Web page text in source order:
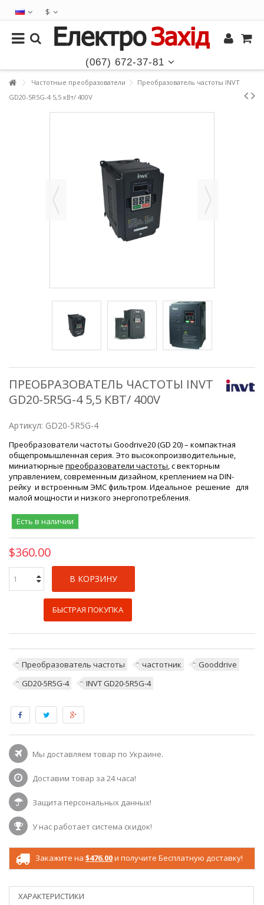
$
(067) 672-37-81
Частотные преобразователи
Преобразователь частоты INVT
GD20-5R5G-4 5,5 кВт/ 400V
ПРЕОБРАЗОВАТЕЛЬ ЧАСТОТЫ INVT
GD20-5R5G-4 5,5 КВТ/ 400V
Артикул: GD20-5R5G-4
Преобразователи частоты Goodrive20 (GD 20) – компактная
общепромышленная серия. Это высокопроизводительные,
миниатюрные преобразователи частоты, с векторным
управлением, современным дизайном, креплением на DIN-
рейку и встроенным ЭМС фильтром. Идеальное решение для
малой мощности и низкого энергопотребления.
Есть в наличии
$360.00
В КОРЗИНУ
БЫСТРАЯ ПОКУПКА
Преобразователь частоты частотник
Gooddrive
GD20-5R5G-4
INVT GD20-5R5G-4
Мы доставляем товар по Украине.
Доставим товар за 24 часа!
Защита персональных данных!
У нас работает система скидок!
Закажите на $476.00и получите Бесплатную доставку!
ХАРАКТЕРИСТИКИ